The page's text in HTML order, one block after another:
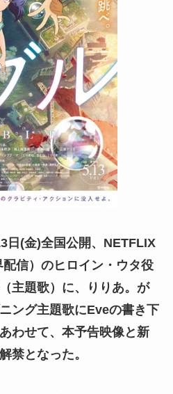
日(金)全国公開、NETFLIX
信）のヒロイン・ウタ役
主題歌）に、りりあ。が
ング主題歌にEveの書き下
わせて、本予告映像と新
禁となった。